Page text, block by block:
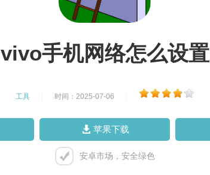
vivo手机网络怎么设置
工具 时间：2025-07-06
苹果下载
安卓市场，安全绿色